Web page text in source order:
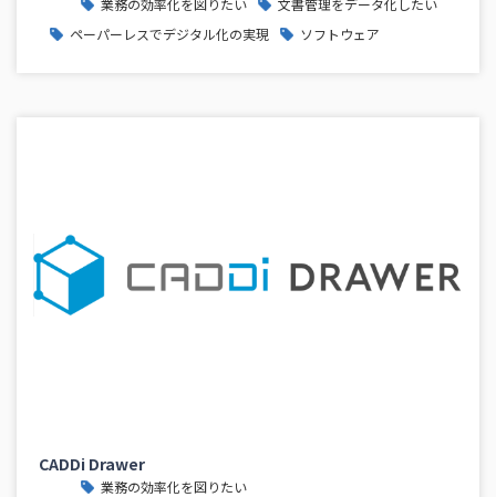
業務の効率化を図りたい
文書管理をデータ化したい
ペーパーレスでデジタル化の実現
ソフトウェア
CADDi Drawer
業務の効率化を図りたい